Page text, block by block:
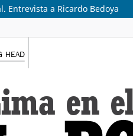
Entrevista a Ricardo Bedoya